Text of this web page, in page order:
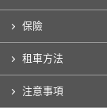
保險
租車方法
注意事項